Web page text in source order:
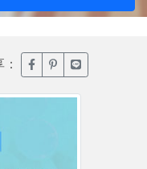
： 臉書分享(另開新視窗)
噗浪分享(另開新
Line分享(另